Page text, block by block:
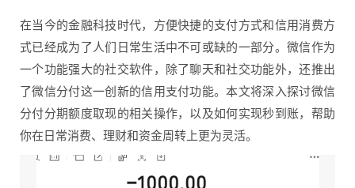
在当今的金融科技时代，方便快捷的支付方式和信用消费方
式已经成为了人们日常生活中不可或缺的一部分。微信作为
一个功能强大的社交软件，除了聊天和社交功能外，还推出
了微信分付这一创新的信用支付功能。本文将深入探讨微信
分付分期额度取现的相关操作，以及如何实现秒到账，帮助
你在日常消费、理财和资金周转上更为灵活。